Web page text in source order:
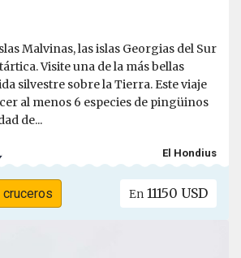
Malvinas, las islas Georgias del Sur
Visite una de la más bellas
silvestre sobre la Tierra. Este viaje
al menos 6 especies de pingüinos
de...
El Hondius
cruceros En 11150 USD